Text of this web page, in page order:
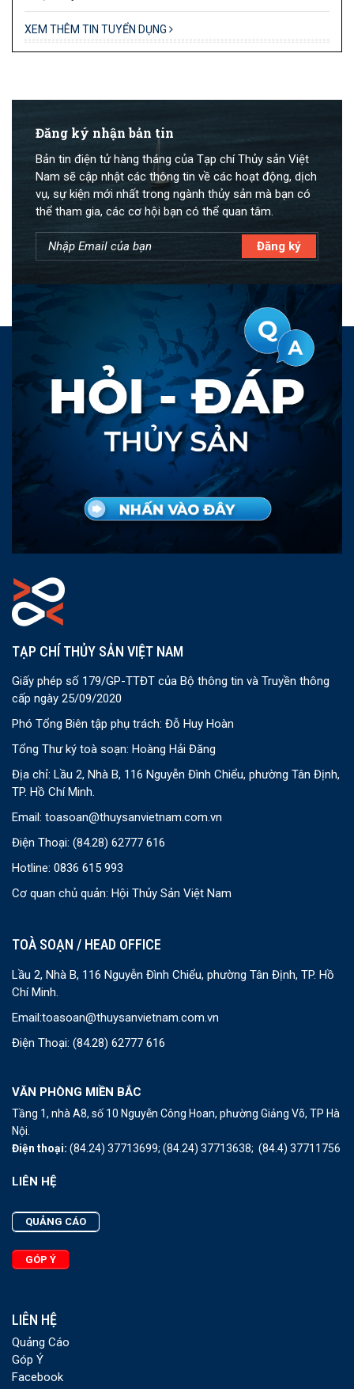
XEM THÊM TIN TUYỂN DỤNG
Đăng ký nhận bản tin
Bản tin điện tử hàng tháng của Tạp chí Thủy sản Việt
Nam sẽ cập nhật các thông tin về các hoạt động, dịch
vụ, sự kiện mới nhất trong ngành thủy sản mà bạn có
thể tham gia, các cơ hội bạn có thể quan tâm.
TẠP CHÍ THỦY SẢN VIỆT NAM
Giấy phép số 179/GP-TTĐT của Bộ thông tin và Truyền thông
cấp ngày 25/09/2020
Phó Tổng Biên tập phụ trách: Đỗ Huy Hoàn
Tổng Thư ký toà soạn: Hoàng Hải Đăng
Địa chỉ: Lầu 2, Nhà B, 116 Nguyễn Đình Chiểu, phường Tân Định,
TP. Hồ Chí Minh.
Email: toasoan@thuysanvietnam.com.vn
Điện Thoại: (84.28) 62777 616
Hotline: 0836 615 993
Cơ quan chủ quản: Hội Thủy Sản Việt Nam
TOÀ SOẠN / HEAD OFFICE
Lầu 2, Nhà B, 116 Nguyễn Đình Chiểu, phường Tân Định, TP. Hồ
Chí Minh.
Email:toasoan@thuysanvietnam.com.vn
Điện Thoại: (84.28) 62777 616
VĂN PHÒNG MIỀN BẮC
Tầng 1, nhà A8, số 10 Nguyễn Công Hoan, phường Giảng Võ, TP Hà
Nội.
Điện thoại: (84.24) 37713699; (84.24) 37713638; (84.4) 37711756
LIÊN HỆ
QUẢNG CÁO
GÓP Ý
LIÊN HỆ
Quảng Cáo
Góp Ý
Facebook